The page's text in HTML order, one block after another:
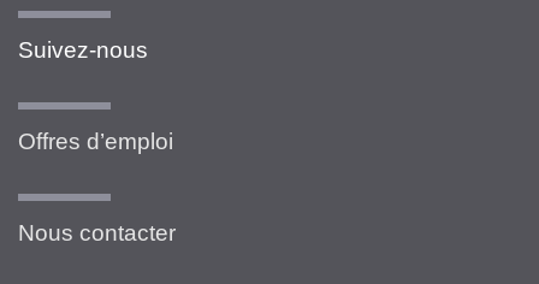
Suivez-nous
Offres d’emploi
Nous contacter